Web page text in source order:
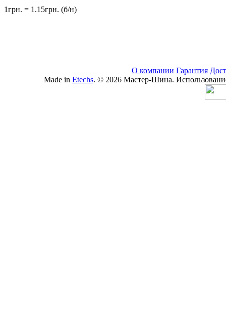
1грн. = 1.15грн. (б/н)
О компании Гарантия
Made in Etechs. © 2026 Мастер-Шина.